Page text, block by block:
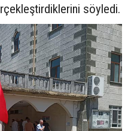
söyledi.